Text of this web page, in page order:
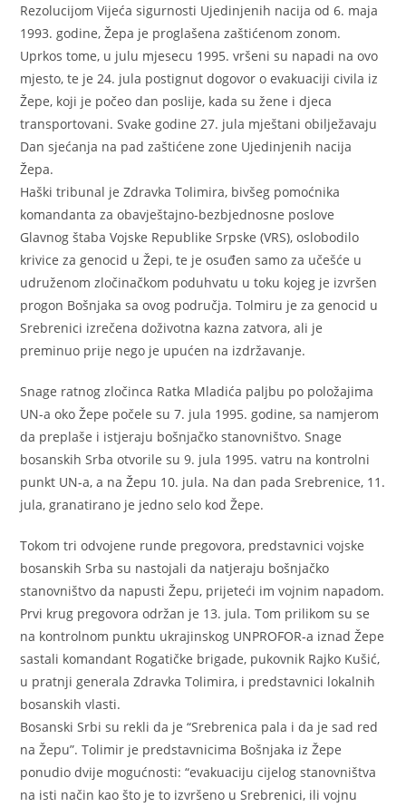
Rezolucijom Vijeća sigurnosti Ujedinjenih nacija od 6. maja
1993. godine, Žepa je proglašena zaštićenom zonom.
Uprkos tome, u julu mjesecu 1995. vršeni su napadi na ovo
mjesto, te je 24. jula postignut dogovor o evakuaciji civila iz
Žepe, koji je počeo dan poslije, kada su žene i djeca
transportovani. Svake godine 27. jula mještani obilježavaju
Dan sjećanja na pad zaštićene zone Ujedinjenih nacija
Žepa.
Haški tribunal je Zdravka Tolimira, bivšeg pomoćnika
komandanta za obavještajno-bezbjednosne poslove
Glavnog štaba Vojske Republike Srpske (VRS), oslobodilo
krivice za genocid u Žepi, te je osuđen samo za učešće u
udruženom zločinačkom poduhvatu u toku kojeg je izvršen
progon Bošnjaka sa ovog područja. Tolmiru je za genocid u
Srebrenici izrečena doživotna kazna zatvora, ali je
preminuo prije nego je upućen na izdržavanje.
Snage ratnog zločinca Ratka Mladića paljbu po položajima
UN-a oko Žepe počele su 7. jula 1995. godine, sa namjerom
da preplaše i istjeraju bošnjačko stanovništvo. Snage
bosanskih Srba otvorile su 9. jula 1995. vatru na kontrolni
punkt UN-a, a na Žepu 10. jula. Na dan pada Srebrenice, 11.
jula, granatirano je jedno selo kod Žepe.
Tokom tri odvojene runde pregovora, predstavnici vojske
bosanskih Srba su nastojali da natjeraju bošnjačko
stanovništvo da napusti Žepu, prijeteći im vojnim napadom.
Prvi krug pregovora održan je 13. jula. Tom prilikom su se
na kontrolnom punktu ukrajinskog UNPROFOR-a iznad Žepe
sastali komandant Rogatičke brigade, pukovnik Rajko Kušić,
u pratnji generala Zdravka Tolimira, i predstavnici lokalnih
bosanskih vlasti.
Bosanski Srbi su rekli da je “Srebrenica pala i da je sad red
na Žepu”. Tolimir je predstavnicima Bošnjaka iz Žepe
ponudio dvije mogućnosti: “evakuaciju cijelog stanovništva
na isti način kao što je to izvršeno u Srebrenici, ili vojnu